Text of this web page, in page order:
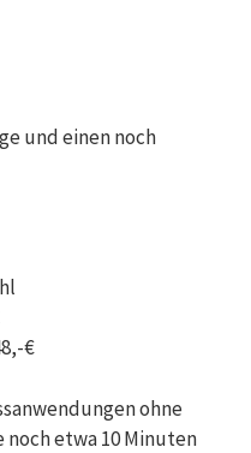
und einen noch
€
ohne
noch etwa 10 Minuten